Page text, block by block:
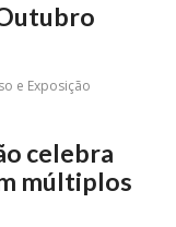
e Exposição
celebra
múltiplos